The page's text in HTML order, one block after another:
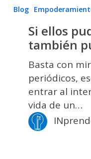
Si
pudieron,
también
puedes
hacerlo
Blog
Si ellos
también
Basta con
periódicos,
entrar al
vida de un…